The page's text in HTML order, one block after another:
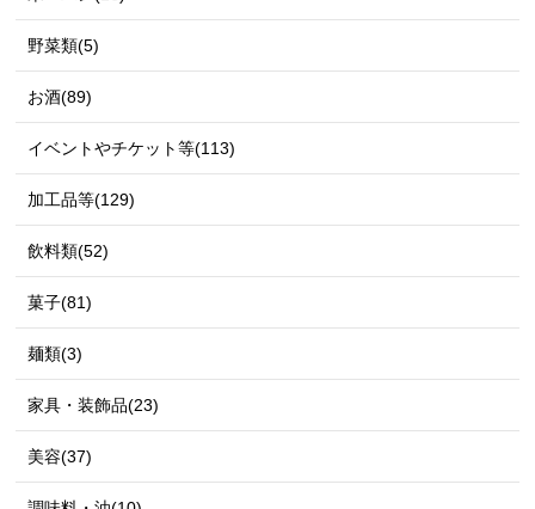
野菜類(5)
お酒(89)
イベントやチケット等(113)
加工品等(129)
飲料類(52)
菓子(81)
麺類(3)
家具・装飾品(23)
美容(37)